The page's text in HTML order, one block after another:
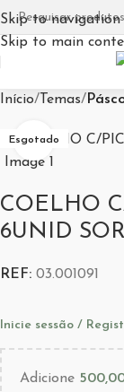
Skip to navigation
Skip to main
Início Temas
EsgotadoAumentar
COELHO
6UNID
REF: 03.001091
Inicie sessão /
Adicione